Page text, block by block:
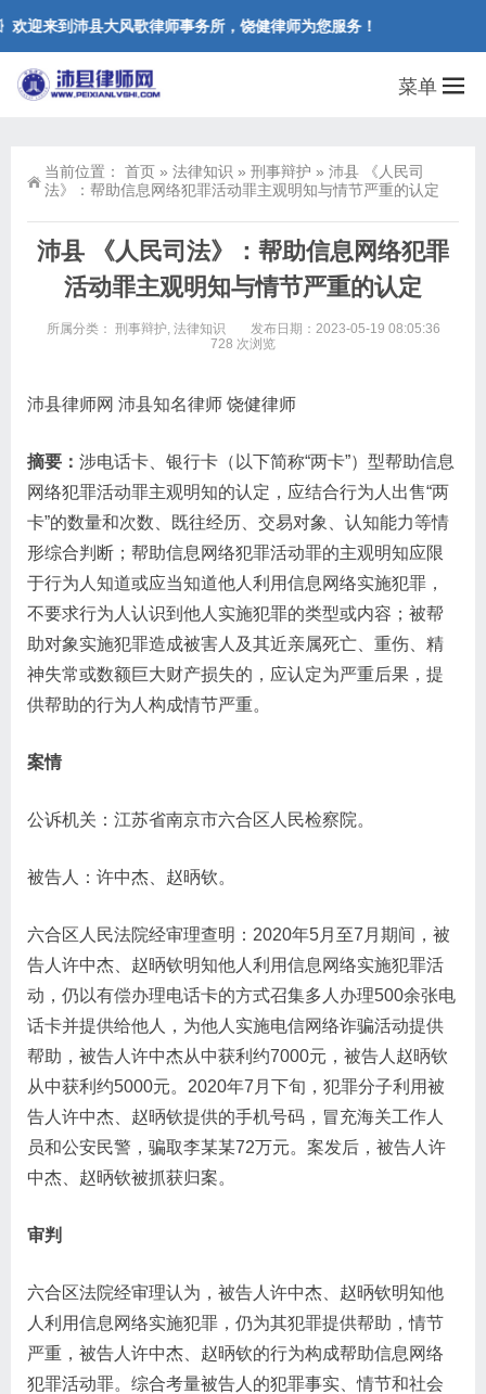
迎来到沛县大风歌律师事务所，饶健律师为您服务！
菜单
当前位置： 首页 » 法律知识 » 刑事辩护 » 沛县 《人民司
法》：帮助信息网络犯罪活动罪主观明知与情节严重的认定
沛县 《人民司法》：帮助信息网络犯罪
活动罪主观明知与情节严重的认定
所属分类： 刑事辩护, 法律知识
发布日期：2023-05-19 08:05:36
728 次浏览
沛县律师网 沛县知名律师 饶健律师
摘要： 涉电话卡、银行卡（以下简称“两卡”）型帮助信息
网络犯罪活动罪主观明知的认定，应结合行为人出售“两
卡”的数量和次数、既往经历、交易对象、认知能力等情
形综合判断；帮助信息网络犯罪活动罪的主观明知应限
于行为人知道或应当知道他人利用信息网络实施犯罪，
不要求行为人认识到他人实施犯罪的类型或内容；被帮
助对象实施犯罪造成被害人及其近亲属死亡、重伤、精
神失常或数额巨大财产损失的，应认定为严重后果，提
供帮助的行为人构成情节严重。
案情
公诉机关：江苏省南京市六合区人民检察院。
被告人：许中杰、赵昞钦。
六合区人民法院经审理查明：2020年5月至7月期间，被
告人许中杰、赵昞钦明知他人利用信息网络实施犯罪活
动，仍以有偿办理电话卡的方式召集多人办理500余张电
话卡并提供给他人，为他人实施电信网络诈骗活动提供
帮助，被告人许中杰从中获利约7000元，被告人赵昞钦
从中获利约5000元。2020年7月下旬，犯罪分子利用被
告人许中杰、赵昞钦提供的手机号码，冒充海关工作人
员和公安民警，骗取李某某72万元。案发后，被告人许
中杰、赵昞钦被抓获归案。
审判
六合区法院经审理认为，被告人许中杰、赵昞钦明知他
人利用信息网络实施犯罪，仍为其犯罪提供帮助，情节
严重，被告人许中杰、赵昞钦的行为构成帮助信息网络
犯罪活动罪。综合考量被告人的犯罪事实、情节和社会